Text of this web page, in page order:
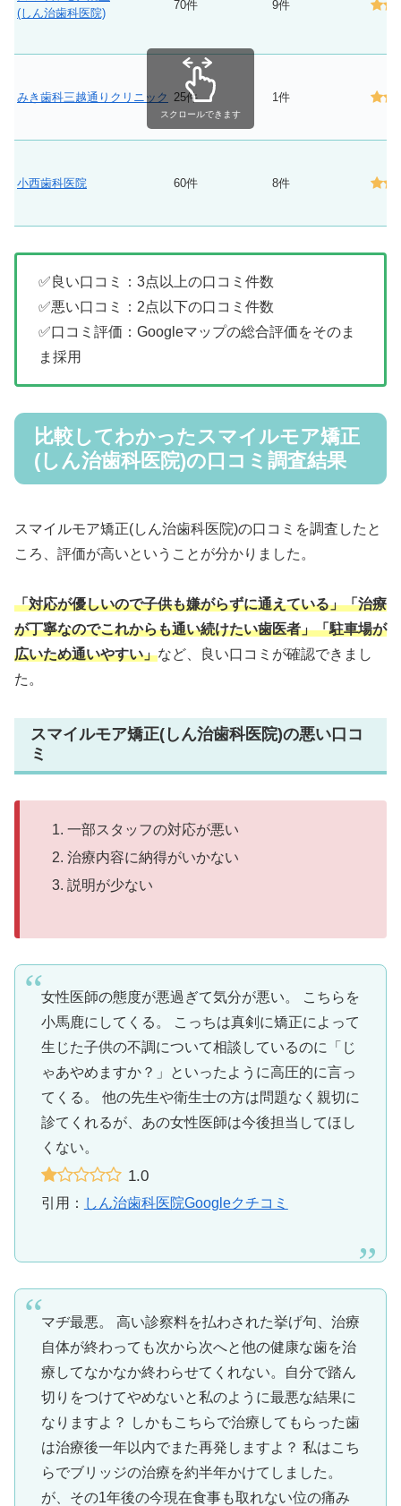
(しん治歯科医院)
70件 9件
みき歯科三越通りクリニック 25件 1件
小西歯科医院 60件 8件
スクロールできます
✅良い口コミ：3点以上の口コミ件数
✅悪い口コミ：2点以下の口コミ件数
✅口コミ評価：Googleマップの総合評価をそのま
ま採用
比較してわかったスマイルモア矯正
(しん治歯科医院)の口コミ調査結果
スマイルモア矯正(しん治歯科医院)の口コミを調査したと
ころ、評価が高いということが分かりました。
「対応が優しいので子供も嫌がらずに通えている」「治療
が丁寧なのでこれからも通い続けたい歯医者」「駐車場が
広いため通いやすい」など、良い口コミが確認できまし
た。
スマイルモア矯正(しん治歯科医院)の悪い口コ
ミ
一部スタッフの対応が悪い
治療内容に納得がいかない
説明が少ない
女性医師の態度が悪過ぎて気分が悪い。 こちらを
小馬鹿にしてくる。 こっちは真剣に矯正によって
生じた子供の不調について相談しているのに「じ
ゃあやめますか？」といったように高圧的に言っ
てくる。 他の先生や衛生士の方は問題なく親切に
診てくれるが、あの女性医師は今後担当してほし
くない。
1.0
引用： しん治歯科医院Googleクチコミ
マヂ最悪。 高い診察料を払わされた挙げ句、治療
自体が終わっても次から次へと他の健康な歯を治
療してなかなか終わらせてくれない。自分で踏ん
切りをつけてやめないと私のように最悪な結果に
なりますよ？ しかもこちらで治療してもらった歯
は治療後一年以内でまた再発しますよ？ 私はこち
らでブリッジの治療を約半年かけてしました。
が、その1年後の今現在食事も取れない位の痛み